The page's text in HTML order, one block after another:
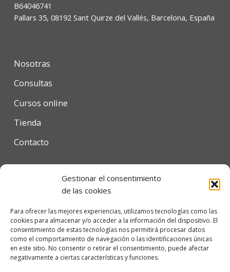
Gestionar el consentimiento
de las cookies
Para ofrecer las mejores experiencias, utilizamos tecnologías como las
cookies para almacenar y/o acceder a la información del dispositivo. El
consentimiento de estas tecnologías nos permitirá procesar datos
como el comportamiento de navegación o las identificaciones únicas
en este sitio. No consentir o retirar el consentimiento, puede afectar
negativamente a ciertas características y funciones.
B64046741
Pallars 35, 08192 Sant Quirze del Vallés, Barcelona, España
Nosotras
Consultas
Cursos online
Tienda
Contacto
Condiciones de uso
Política de privacidad
Política de cookies